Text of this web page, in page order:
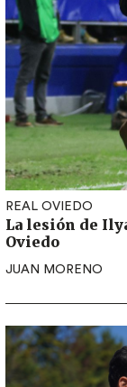
REAL OVIEDO
La lesión de
Oviedo
JUAN MORENO